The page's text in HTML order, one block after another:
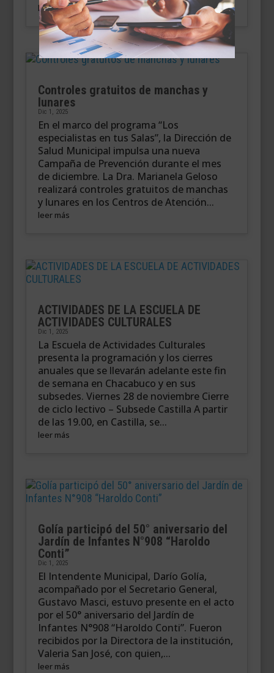
leer más
Controles gratuitos de manchas y
lunares
Dic 1, 2025
En el marco del programa “Los
especialistas en tus Salas”, la Dirección de
Salud Municipal impulsa una nueva
Campaña de Prevención durante el mes
de diciembre. La Dra. Marianela Geloso
realizará controles gratuitos de manchas
y lunares en los Centros de Atención...
leer más
ACTIVIDADES DE LA ESCUELA DE
ACTIVIDADES CULTURALES
Dic 1, 2025
La Escuela de Actividades Culturales
presenta la programación y los cierres
anuales que se llevarán adelante este fin
de semana en Chacabuco y en sus
subsedes. Viernes 28 de noviembre Cierre
de ciclo lectivo – Subsede Castilla A partir
de las 19.00, en Castilla, se...
leer más
Golía participó del 50° aniversario del
Jardín de Infantes N°908 “Haroldo
Conti”
Dic 1, 2025
El Intendente Municipal, Darío Golía,
acompañado por el Secretario General,
Gustavo Masci, estuvo presente en el acto
por el 50° aniversario del Jardín de
Infantes N°908 “Haroldo Conti”. Fueron
recibidos por la Directora de la institución,
Valeria San José, con quien,...
leer más